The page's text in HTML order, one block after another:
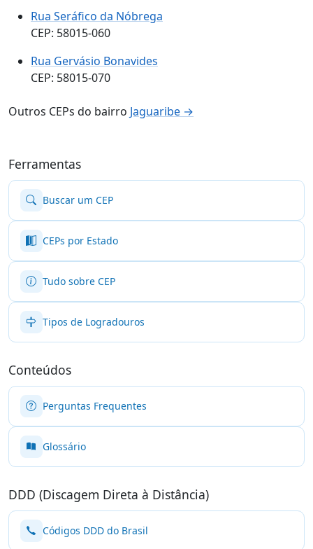
Rua Seráfico da Nóbrega
CEP: 58015-060
Rua Gervásio Bonavides
CEP: 58015-070
Outros CEPs do bairro Jaguaribe →
Ferramentas
Buscar um CEP
CEPs por Estado
Tudo sobre CEP
Tipos de Logradouros
Conteúdos
Perguntas Frequentes
Glossário
DDD (Discagem Direta à Distância)
Códigos DDD do Brasil